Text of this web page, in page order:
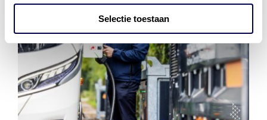
Selectie toestaan